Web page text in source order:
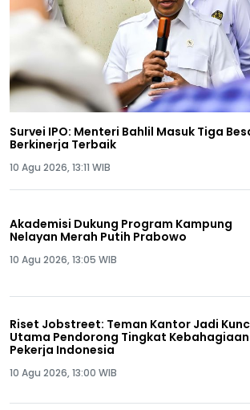
Survei IPO: Menteri Bahlil Masuk Tiga
Berkinerja Terbaik
10 Agu 2026, 13:11 WIB
Akademisi Dukung Program Kampung
Nelayan Merah Putih Prabowo
10 Agu 2026, 13:05 WIB
Riset Jobstreet: Teman Kantor Jadi
Utama Pendorong Tingkat Kebahagiaan
Pekerja Indonesia
10 Agu 2026, 13:00 WIB